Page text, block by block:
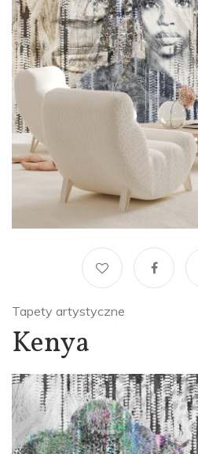
Tapety artystyczne
Kenya